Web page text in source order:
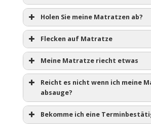
Holen Sie meine Matratzen ab?
Flecken auf Matratze
Meine Matratze riecht etwas
Reicht es nicht wenn ich meine
absauge?
Bekomme ich eine